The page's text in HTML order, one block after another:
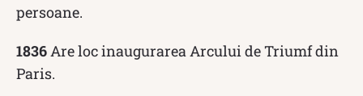
persoane.
1836 Are loc inaugurarea Arcului de Triumf din
Paris.